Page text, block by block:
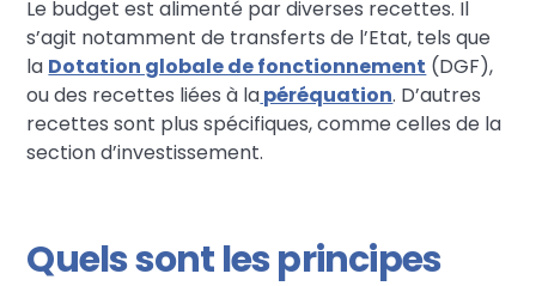
Le budget est alimenté par diverses recettes. Il
s’agit notamment de transferts de l’Etat, tels que
la Dotation globale de fonctionnement (DGF),
ou des recettes liées à lapéréquation. D’autres
recettes sont plus spécifiques, comme celles de la
section d’investissement.
Quels sont les principes